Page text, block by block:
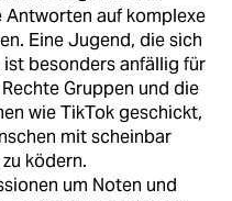
Antworten auf komplexe
Eine Jugend, die sich
besonders anfällig für
Gruppen und die
wie TikTok geschickt,
mit scheinbar
ködern.
um Noten und